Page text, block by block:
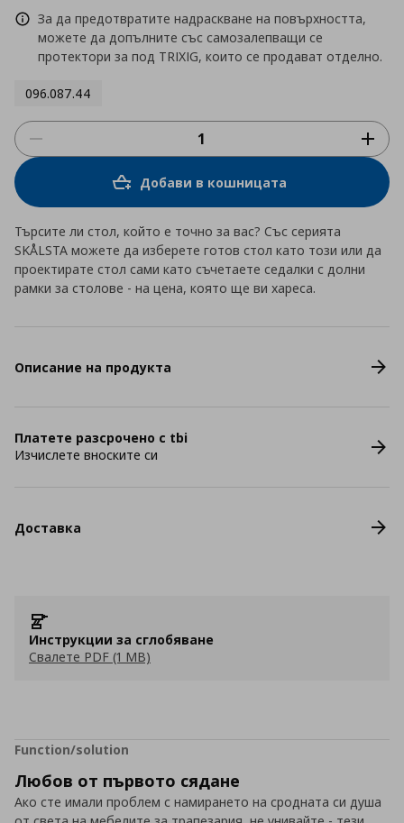
За да предотвратите надраскване на повърхността,
можете да допълните със самозалепващи се
протектори за под TRIXIG, които се продават отделно.
096.087.44
Добави в кошницата
Търсите ли стол, който е точно за вас? Със серията
SKÅLSTA можете да изберете готов стол като този или да
проектирате стол сами като съчетаете седалки с долни
рамки за столове - на цена, която ще ви хареса.
Описание на продукта
Платете разсрочено с tbi
Изчислете вноските си
Доставка
Инструкции за сглобяване
Свалете PDF (1 MB)
Function/solution
Любов от първото сядане
Ако сте имали проблем с намирането на сродната си душа